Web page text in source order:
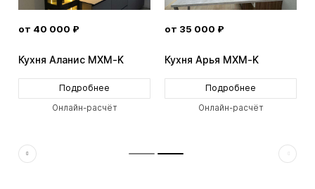
от 40 000 ₽
Кухня Аланис MXM-K
Подробнее
Онлайн-расчёт
от 35 000 ₽
Кухня Арья MXM-K
Подробнее
Онлайн-расчёт